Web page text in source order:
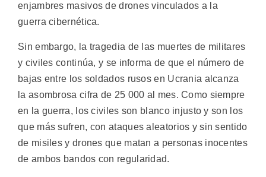
enjambres masivos de drones vinculados a la
guerra cibernética.
Sin embargo, la tragedia de las muertes de militares
y civiles continúa, y se informa de que el número de
bajas entre los soldados rusos en Ucrania alcanza
la asombrosa cifra de 25 000 al mes. Como siempre
en la guerra, los civiles son blanco injusto y son los
que más sufren, con ataques aleatorios y sin sentido
de misiles y drones que matan a personas inocentes
de ambos bandos con regularidad.